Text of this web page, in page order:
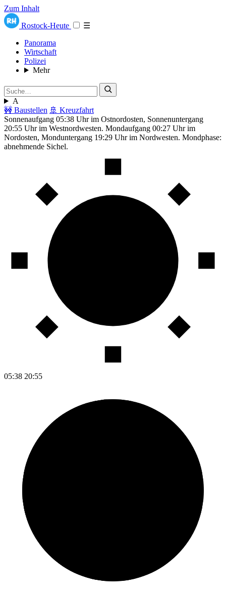
Zum Inhalt
Rostock-Heute
☰
Panorama
Wirtschaft
Polizei
Mehr
A
🚧 Baustellen 🚢 Kreuzfahrt
Sonnenaufgang 05:38 Uhr im Ostnordosten, Sonnenuntergang
20:55 Uhr im Westnordwesten. Mondaufgang 00:27 Uhr im
Nordosten, Monduntergang 19:29 Uhr im Nordwesten. Mondphase:
abnehmende Sichel.
05:38 20:55